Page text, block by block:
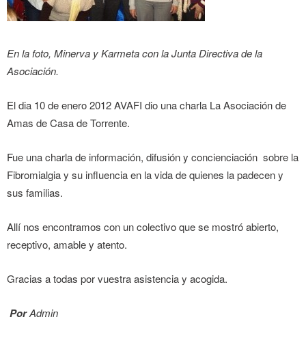
En la foto, Minerva y Karmeta con la Junta Directiva de la
Asociación.
El dia 10 de enero 2012 AVAFI dio una charla La Asociación de
Amas de Casa de Torrente.
Fue una charla de información, difusión y concienciación sobre la
Fibromialgia y su influencia en la vida de quienes la padecen y
sus familias.
Allí nos encontramos con un colectivo que se mostró abierto,
receptivo, amable y atento.
Gracias a todas por vuestra asistencia y acogida.
PorAdmin